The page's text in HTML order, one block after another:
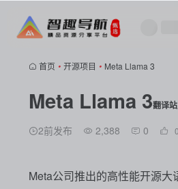
首页 • 开源项目 • Meta Llama 3
Meta Llama 3翻译
2前发布 2,388 0 0
Meta公司推出的高性能开源